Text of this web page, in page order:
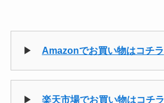
▶ Amazonでお買い物はコチラ
▶ 楽天市場でお買い物はコチラ